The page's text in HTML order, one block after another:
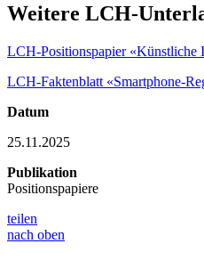
Weitere LCH-
LCH-Positionspapier «Künstliche
LCH-Faktenblatt «Smartphone-
Datum
25.11.2025
Publikation
Positionspapiere
teilen
nach oben